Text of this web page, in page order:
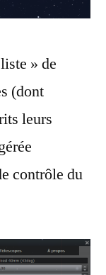
» de
(dont
leurs
contrôle du